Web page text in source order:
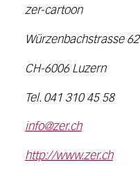
zer-cartoon
Würzenbachstrasse 62
CH-6006 Luzern
Tel. 041 310 45 58
info@zer.ch
http://www.zer.ch